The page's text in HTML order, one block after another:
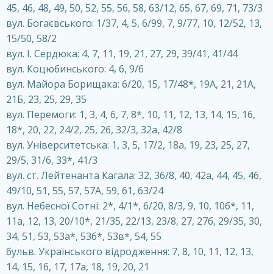
45, 46, 48, 49, 50, 52, 55, 56, 58, 63/12, 65, 67, 69, 71, 73/3
вул. Богаєвського: 1/37, 4, 5, 6/99, 7, 9/77, 10, 12/52, 13,
15/50, 58/2
вул. І. Сердюка: 4, 7, 11, 19, 21, 27, 29, 39/41, 41/44
вул. Коцюбинського: 4, 6, 9/6
вул. Майора Борищака: 6/20, 15, 17/48*, 19A, 21, 21A,
21Б, 23, 25, 29, 35
вул. Перемоги: 1, 3, 4, 6, 7, 8*, 10, 11, 12, 13, 14, 15, 16,
18*, 20, 22, 24/2, 25, 26, 32/3, 32а, 42/8
вул. Університетська: 1, 3, 5, 17/2, 18a, 19, 23, 25, 27,
29/5, 31/6, 33*, 41/3
вул. ст. Лейтенанта Кагала: 32, 36/8, 40, 42а, 44, 45, 46,
49/10, 51, 55, 57, 57A, 59, 61, 63/24
вул. Небесної Сотні: 2*, 4/1*, 6/20, 8/3, 9, 10, 10б*, 11,
11а, 12, 13, 20/10*, 21/35, 22/13, 23/8, 27, 27б, 29/35, 30,
34, 51, 53, 53а*, 53б*, 53в*, 54, 55
бульв. Українського відродження: 7, 8, 10, 11, 12, 13,
14, 15, 16, 17, 17а, 18, 19, 20, 21